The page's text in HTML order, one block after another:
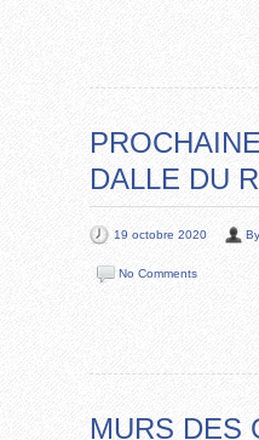
DALLE DU
19 octobre 2020 By
No Comments
MURS DES